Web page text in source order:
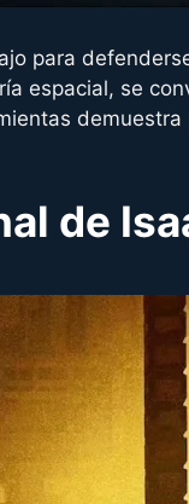
para
espacial, se
de